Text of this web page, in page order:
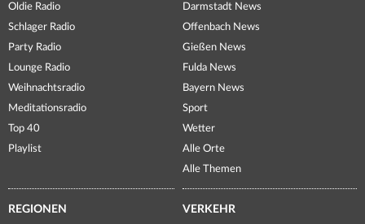
Oldie Radio
Schlager Radio
Party Radio
Lounge Radio
Weihnachtsradio
Meditationsradio
Top 40
Playlist
Darmstadt News
Offenbach News
Gießen News
Fulda News
Bayern News
Sport
Wetter
Alle Orte
Alle Themen
REGIONEN VERKEHR